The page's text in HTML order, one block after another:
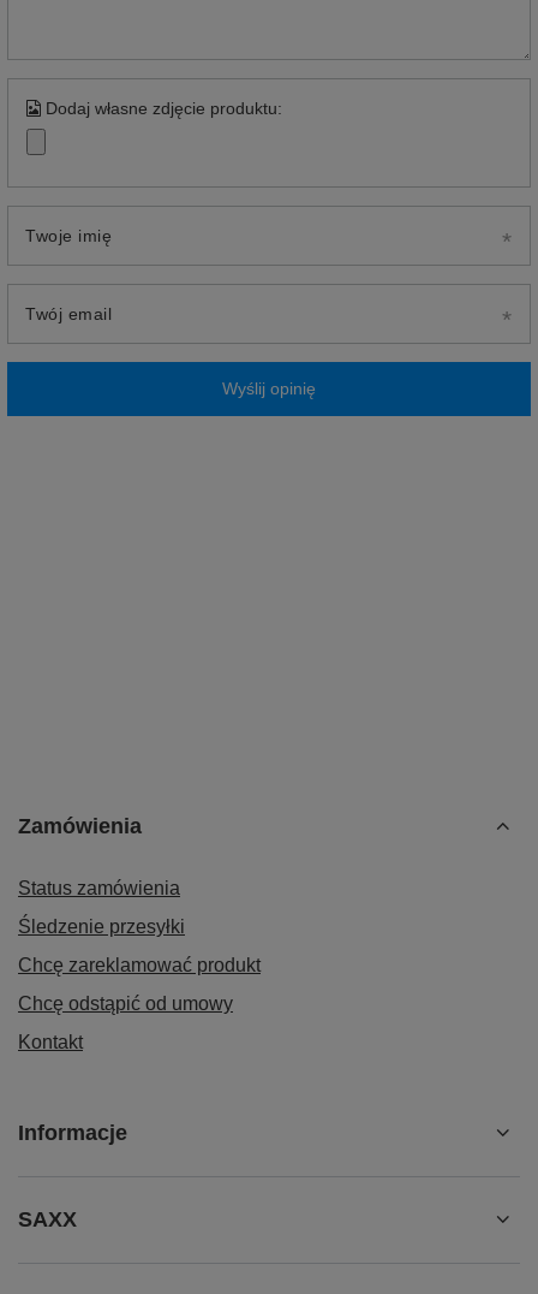
Dodaj własne zdjęcie produktu:
Twoje imię
Twój email
Wyślij opinię
Zamówienia
Status zamówienia
Śledzenie przesyłki
Chcę zareklamować produkt
Chcę odstąpić od umowy
Kontakt
Informacje
SAXX